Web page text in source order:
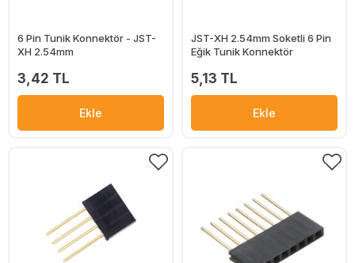
6 Pin Tunik Konnektör - JST-
XH 2.54mm
3,42 TL
Ekle
JST-XH 2.54mm Soketli 6 Pin
Eğik Tunik Konnektör
5,13 TL
Ekle